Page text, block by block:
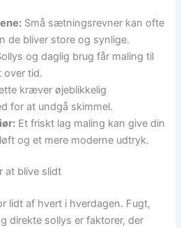
Små sætningsrevner kan ofte
de bliver store og synlige.
og daglig brug får maling til
over tid.
kræver øjeblikkelig
for at undgå skimmel.
Et friskt lag maling kan give din
og et mere moderne udtryk.
at blive slidt
lidt af hvert i hverdagen. Fugt,
direkte sollys er faktorer, der